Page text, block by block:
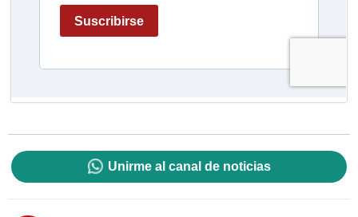
Unirme al canal de noticias